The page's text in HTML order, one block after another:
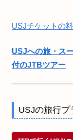
USJチケットの
USJへの旅・ス
付のJTBツアー
USJの旅行プ